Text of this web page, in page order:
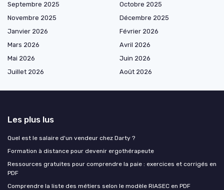
Septembre 2025
Octobre 2025
Novembre 2025
Décembre 2025
Janvier 2026
Février 2026
Mars 2026
Avril 2026
Mai 2026
Juin 2026
Juillet 2026
Août 2026
Les plus lus
Quel est le salaire d'un vendeur chez Darty ?
Formation à distance pour devenir ergothérapeute
Ressources gratuites pour comprendre la paie : exercices et corrigés en
PDF
Comprendre la liste des métiers selon le modèle RIASEC en PDF